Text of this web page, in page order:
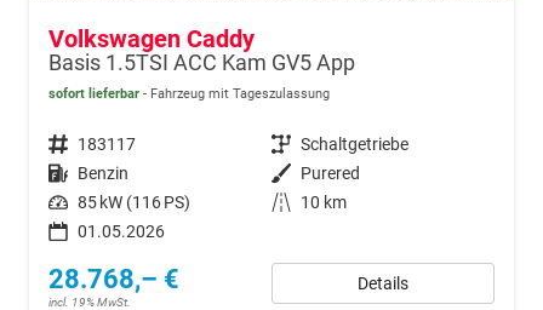
Volkswagen Caddy
Basis 1.5TSI ACC Kam GV5 App
sofort lieferbar Fahrzeug mit Tageszulassung
Fahrzeugnr. 183117 Getriebe Schaltgetriebe
Kraftstoff Benzin Außenfarbe Purered
Leistung 85 kW (116 PS) Kilometerstand
10 km
01.05.2026
28.768,– €
incl. 19% MwSt.
Details